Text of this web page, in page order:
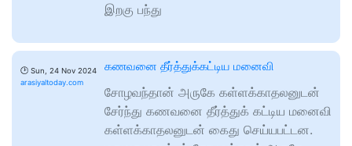
இறகு பந்து
🕑 Sun, 24 Nov 2024
arasiyaltoday.com
கணவனை தீர்த்துக்கட்டிய மனைவி
சோழவந்தான் அருகே கள்ளக்காதலனுடன்
சேர்ந்து கணவனை தீர்த்துக் கட்டிய மனைவி
கள்ளக்காதலனுடன் கைது செய்யபட்டன.